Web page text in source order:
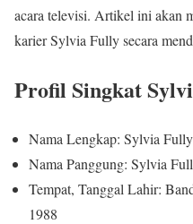
acara televisi. Artikel ini akan
karier Sylvia Fully secara
Profil Singkat
Nama Lengkap: Sylvia
Nama Panggung: Sylvia
Tempat, Tanggal Lahir:
1988